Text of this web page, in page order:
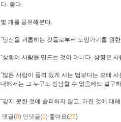
다. 좋다.
몇 개를 공유해본다.
˝당신을 괴롭히는 것들로부터 도망가기를 원
˝상황이 사람을 만드는 것이 아니다. 상황은
˝많은 사람이 품격 있게 사는 법보다는 오래
대해서는 그 누구도 장담할 수 없음에도 불구
˝갖지 못한 것에 슬퍼하지 않고, 가진 것에 대
댓글(0) 먼댓글(0) 좋아요(25)